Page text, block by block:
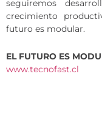
seguiremos
crecimiento
futuro es modular.
EL FUTURO ES
www.tecnofast.cl